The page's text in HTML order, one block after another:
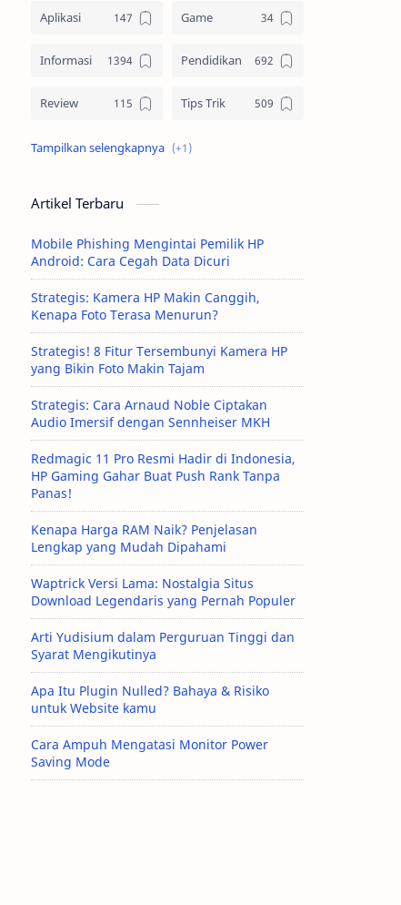
Aplikasi Game
Informasi Pendidikan
Review Tips Trik
Tutorial
Artikel Terbaru
Mobile Phishing Mengintai Pemilik HP
Android: Cara Cegah Data Dicuri
Strategis: Kamera HP Makin Canggih,
Kenapa Foto Terasa Menurun?
Strategis! 8 Fitur Tersembunyi Kamera HP
yang Bikin Foto Makin Tajam
Strategis: Cara Arnaud Noble Ciptakan
Audio Imersif dengan Sennheiser MKH
Redmagic 11 Pro Resmi Hadir di Indonesia,
HP Gaming Gahar Buat Push Rank Tanpa
Panas!
Kenapa Harga RAM Naik? Penjelasan
Lengkap yang Mudah Dipahami
Waptrick Versi Lama: Nostalgia Situs
Download Legendaris yang Pernah Populer
Arti Yudisium dalam Perguruan Tinggi dan
Syarat Mengikutinya
Apa Itu Plugin Nulled? Bahaya & Risiko
untuk Website kamu
Cara Ampuh Mengatasi Monitor Power
Saving Mode